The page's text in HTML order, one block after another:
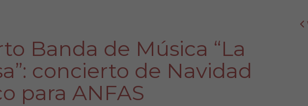
Banda de Música “La
concierto de Navidad
para ANFAS